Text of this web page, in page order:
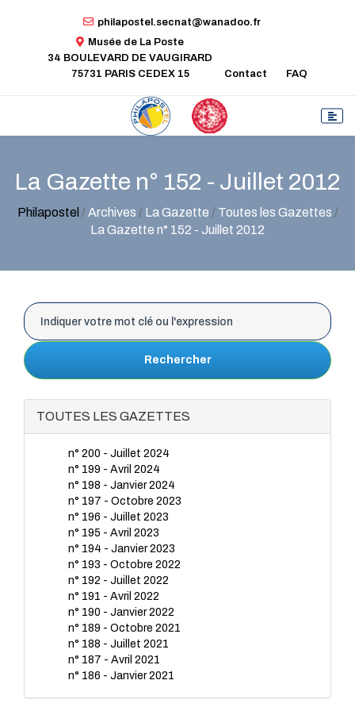
philapostel.secnat@wanadoo.fr
Musée de La Poste
34 BOULEVARD DE VAUGIRARD
75731 PARIS CEDEX 15
Contact FAQ
La Gazette n° 152 - Juillet 2012
Philapostel /Archives / La Gazette / Toutes les Gazettes /
La Gazette n° 152 - Juillet 2012
Rechercher
TOUTES LES GAZETTES
n° 200 - Juillet 2024
n° 199 - Avril 2024
n° 198 - Janvier 2024
n° 197 - Octobre 2023
n° 196 - Juillet 2023
n° 195 - Avril 2023
n° 194 - Janvier 2023
n° 193 - Octobre 2022
n° 192 - Juillet 2022
n° 191 - Avril 2022
n° 190 - Janvier 2022
n° 189 - Octobre 2021
n° 188 - Juillet 2021
n° 187 - Avril 2021
n° 186 - Janvier 2021